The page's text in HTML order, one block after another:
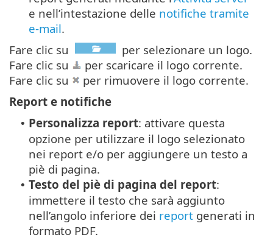
e nell’intestazione delle notifiche tramite
e-mail.
Fare clic su
per selezionare un logo.
Fare clic su
per scaricare il logo corrente.
Fare clic su
per rimuovere il logo corrente.
Report e notifiche
• Personalizza report: attivare questa
opzione per utilizzare il logo selezionato
nei report e/o per aggiungere un testo a
piè di pagina.
• Testo del piè di pagina del report:
immettere il testo che sarà aggiunto
nell’angolo inferiore dei report generati in
formato PDF.